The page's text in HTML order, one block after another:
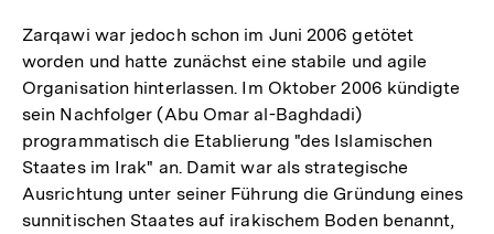
Zarqawi war jedoch schon im Juni 2006 getötet
worden und hatte zunächst eine stabile und agile
Organisation hinterlassen. Im Oktober 2006 kündigte
sein Nachfolger (Abu Omar al-Baghdadi)
programmatisch die Etablierung "des Islamischen
Staates im Irak" an. Damit war als strategische
Ausrichtung unter seiner Führung die Gründung eines
sunnitischen Staates auf irakischem Boden benannt,